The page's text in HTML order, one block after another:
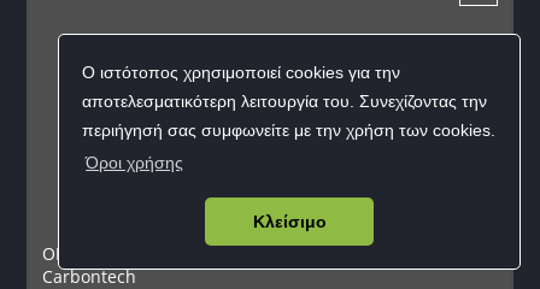
Ο ιστότοπος χρησιμοποιεί cookies για την
αποτελεσματικότερη λειτουργία του. Συνεχίζοντας την
περιήγησή σας συμφωνείτε με την χρήση των cookies.
Όροι χρήσης
Κλείσιμο
ΟΠΛΟ SOFT EVOLUTION Recon Superlite 10 Silent Ops
Carbontech